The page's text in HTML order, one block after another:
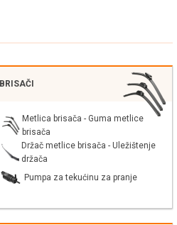
BRISAČI
Metlica brisača - Guma metlice
brisača
Držač metlice brisača - Uležištenje
držača
Pumpa za tekućinu za pranje